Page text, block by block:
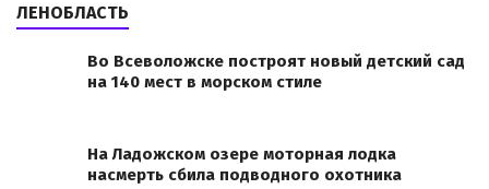
ЛЕНОБЛАСТЬ
Во Всеволожске построят новый детский сад
на 140 мест в морском стиле
На Ладожском озере моторная лодка
насмерть сбила подводного охотника